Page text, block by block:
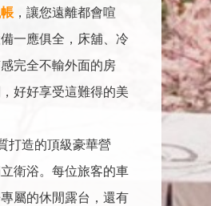
，讓您遠離都會喧
一應俱全，床舖、冷
完全不輸外面的房
好好享受這難得的美
打造的頂級豪華營
衛浴。每位旅客的車
屬的休閒露台，還有